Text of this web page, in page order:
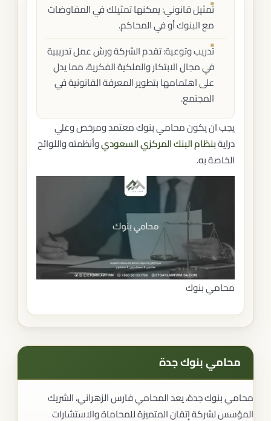
تمثيل قانوني: يمكنها تمثيلك في المفاوضات
مع البنوك أو في المحاكم.
تدريب وتوعية: تقدم الشركة ورش عمل تدريبية
في مجال الابتكار والملكية الفكرية، مما يدل
على اهتمامها بتطوير المعرفة القانونية في
المجتمع.
يجب ان يكون محامي بنوك معتمد ومرخص وعلي
درايةبنظام البنك المركزيالسعوديوأنظمته واللوائح
الخاصة به.
محامي بنوك
محامي بنوك جدة
محامي بنوك جدة، يعد المحامي فارس الزهراني، الشريك
المؤسس لشركة إتقان المتميزة للمحاماة والاستشارات